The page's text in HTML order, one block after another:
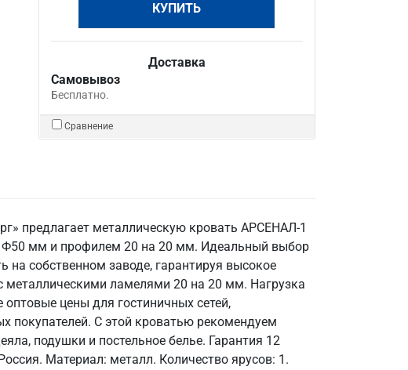
КУПИТЬ
Доставка
Самовывоз
Бесплатно.
Сравнение
предлагает металлическую кровать АРСЕНАЛ-1
Ф50 мм и профилем 20 на 20 мм. Идеальный выбор
на собственном заводе, гарантируя высокое
металлическими ламелями 20 на 20 мм. Нагрузка
цены для гостиничных сетей,
покупателей. С этой кроватью рекомендуем
подушки и постельное белье. Гарантия 12
Материал: металл. Количество ярусов: 1.